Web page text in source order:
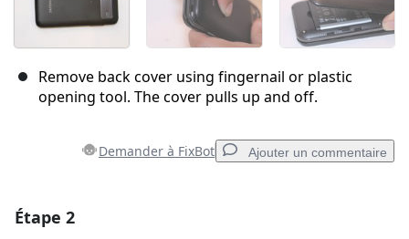
Remove back cover using fingernail or plastic
opening tool. The cover pulls up and off.
Demander à FixBot Ajouter un commentaire
Étape 2